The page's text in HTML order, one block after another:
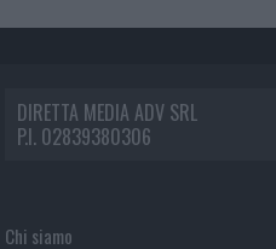
DIRETTA MEDIA ADV SRL
P.I. 02839380306
Chi siamo